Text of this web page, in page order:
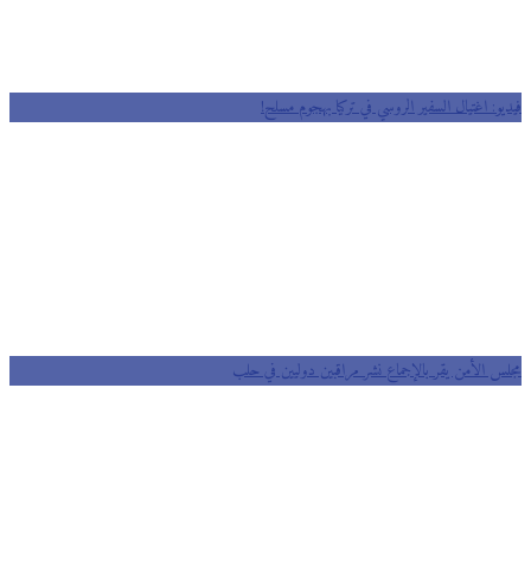
فيديو: اغتيال السفير الروسي في تركيا بهجوم مسلح!
مجلس الأمن يقر بالإجماع نشر مراقبين دوليين في حلب